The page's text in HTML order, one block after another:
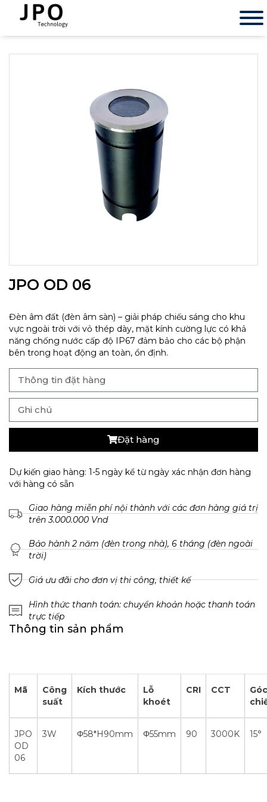
JPO OD 06
Đèn âm đất (đèn âm sàn) – giải pháp chiếu sáng cho khu
vực ngoài trời với vỏ thép dày, mặt kính cường lực có khả
năng chống nước cấp độ IP67 đảm bảo cho các bộ phận
bên trong hoạt động an toàn, ổn định.
Đặt hàng
Dự kiến giao hàng: 1-5 ngày kể từ ngày xác nhận đơn hàng
với hàng có sẵn
Giao hàng miễn phí nội thành với các đơn hàng giá trị
trên 3.000.000 Vnd
Bảo hành 2 năm (đèn trong nhà), 6 tháng (đèn ngoài
trời)
Giá ưu đãi cho đơn vị thi công, thiết kế
Hình thức thanh toán: chuyển khoản hoặc thanh toán
trực tiếp
Thông tin sản phẩm
Mã
Công
suất
Kích thước
Lỗ
khoét
CRI CCT
Góc
JPO
OD
06
3W Φ58*H90mm Φ55mm 90 3000K 15°